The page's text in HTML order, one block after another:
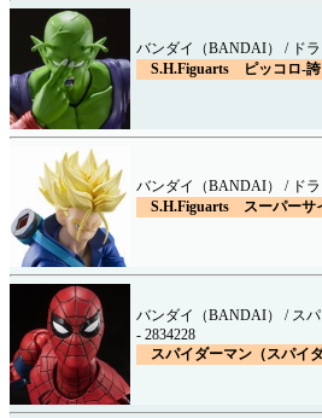
バンダイ（BANDAI） / ドラ
S.H.Figuarts ピッコロ-誇
バンダイ（BANDAI） / ドラ
S.H.Figuarts スーパーサ
バンダイ（BANDAI） / ス
- 2834228
スパイダーマン（スパイ